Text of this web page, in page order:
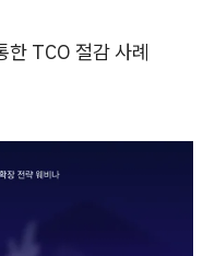
한 TCO 절감 사례